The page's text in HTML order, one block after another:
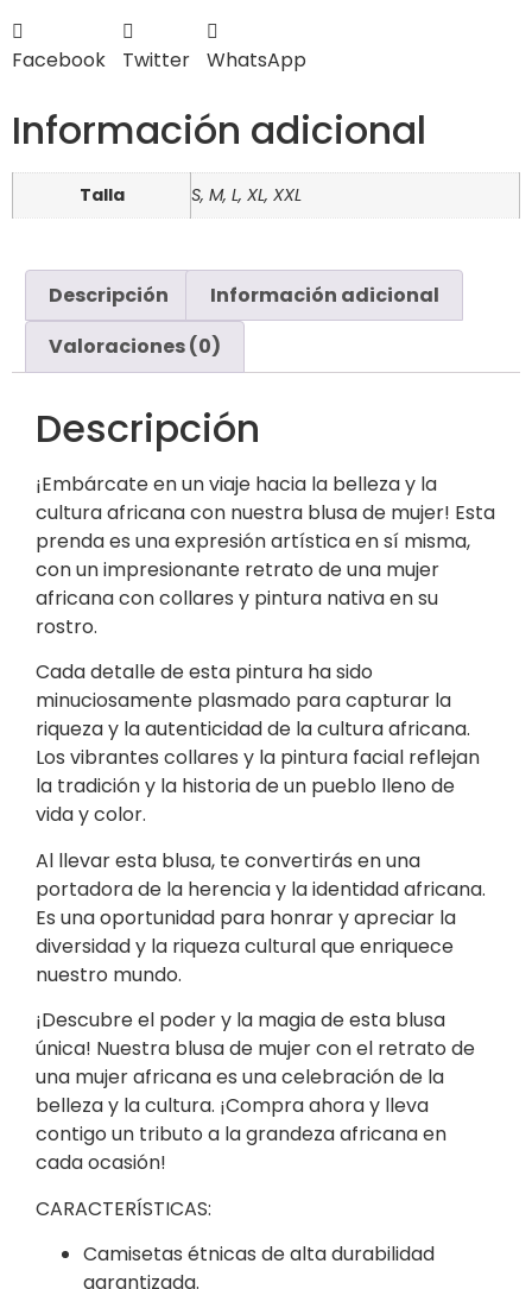
Facebook Twitter WhatsApp
Información adicional
Talla S, M, L, XL, XXL
Descripción
Información adicional
Valoraciones (0)
Descripción
¡Embárcate en un viaje hacia la belleza y la
cultura africana con nuestra blusa de mujer! Esta
prenda es una expresión artística en sí misma,
con un impresionante retrato de una mujer
africana con collares y pintura nativa en su
rostro.
Cada detalle de esta pintura ha sido
minuciosamente plasmado para capturar la
riqueza y la autenticidad de la cultura africana.
Los vibrantes collares y la pintura facial reflejan
la tradición y la historia de un pueblo lleno de
vida y color.
Al llevar esta blusa, te convertirás en una
portadora de la herencia y la identidad africana.
Es una oportunidad para honrar y apreciar la
diversidad y la riqueza cultural que enriquece
nuestro mundo.
¡Descubre el poder y la magia de esta blusa
única! Nuestra blusa de mujer con el retrato de
una mujer africana es una celebración de la
belleza y la cultura. ¡Compra ahora y lleva
contigo un tributo a la grandeza africana en
cada ocasión!
CARACTERÍSTICAS:
Camisetas étnicas de alta durabilidad
garantizada.